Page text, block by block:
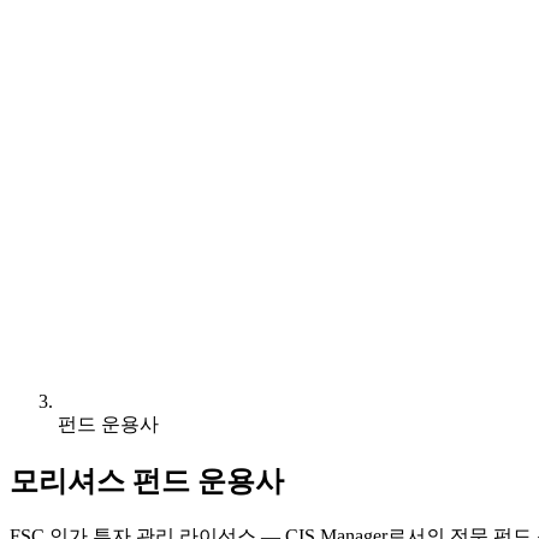
펀드 운용사
모리셔스 펀드 운용사